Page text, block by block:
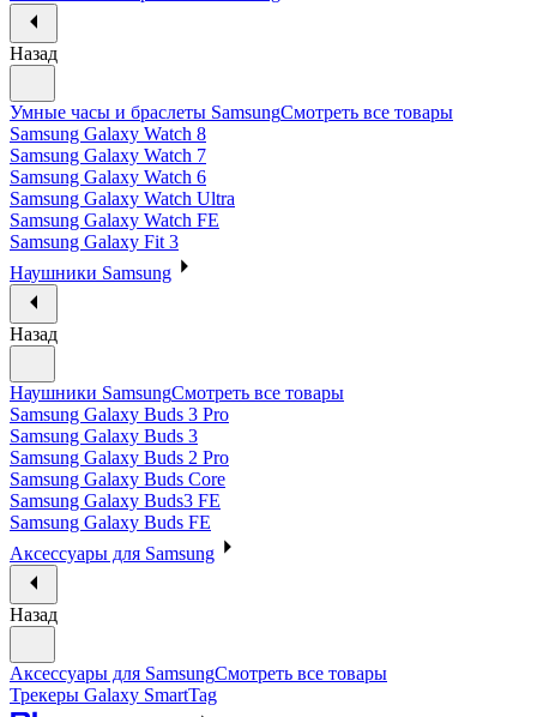
Назад
Умные часы и браслеты SamsungСмотреть все товары
Samsung Galaxy Watch 8
Samsung Galaxy Watch 7
Samsung Galaxy Watch 6
Samsung Galaxy Watch Ultra
Samsung Galaxy Watch FE
Samsung Galaxy Fit 3
Наушники Samsung
Назад
Наушники SamsungСмотреть все товары
Samsung Galaxy Buds 3 Pro
Samsung Galaxy Buds 3
Samsung Galaxy Buds 2 Pro
Samsung Galaxy Buds Core
Samsung Galaxy Buds3 FE
Samsung Galaxy Buds FE
Аксессуары для Samsung
Назад
Аксессуары для SamsungСмотреть все товары
Трекеры Galaxy SmartTag